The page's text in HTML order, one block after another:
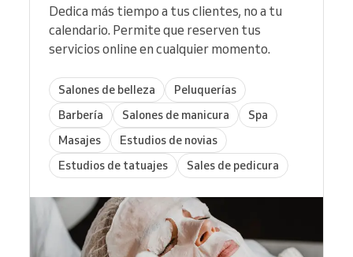
Dedica más tiempo a tus clientes, no a tu
calendario. Permite que reserven tus
servicios online en cualquier momento.
Salones de belleza
Peluquerías
Barbería
Salones de manicura
Spa
Masajes
Estudios de novias
Estudios de tatuajes
Sales de pedicura